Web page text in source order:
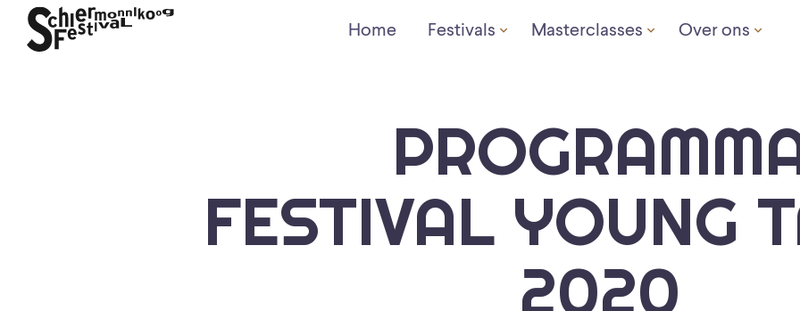
Home Festivals Masterclasses Over ons
FESTIVAL YOUNG
2020